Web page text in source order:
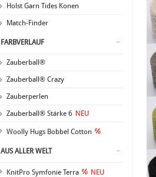
Holst Garn Tides Konen
Match-Finder
FARBVERLAUF
Zauberball®
Zauberball® Crazy
Zauberperlen
Zauberball® Stärke 6 NEU
Woolly Hugs Bobbel Cotton
AUS ALLER WELT
KnitPro Symfonie Terra NEU